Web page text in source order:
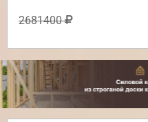
2681400